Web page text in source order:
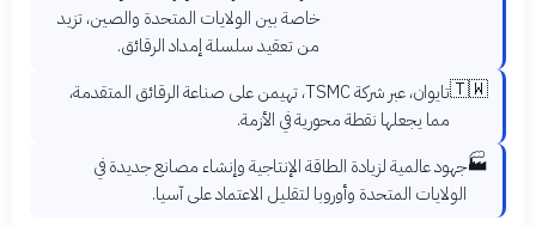
خاصة بين الولايات المتحدة والصين، تزيد
من تعقيد سلسلة إمداد الرقائق.
🇹🇼
تايوان، عبر شركة TSMC، تهيمن على صناعة الرقائق المتقدمة،
مما يجعلها نقطة محورية في الأزمة.
🏭جهود عالمية لزيادة الطاقة الإنتاجية وإنشاء مصانع جديدة في
الولايات المتحدة وأوروبا لتقليل الاعتماد على آسيا.